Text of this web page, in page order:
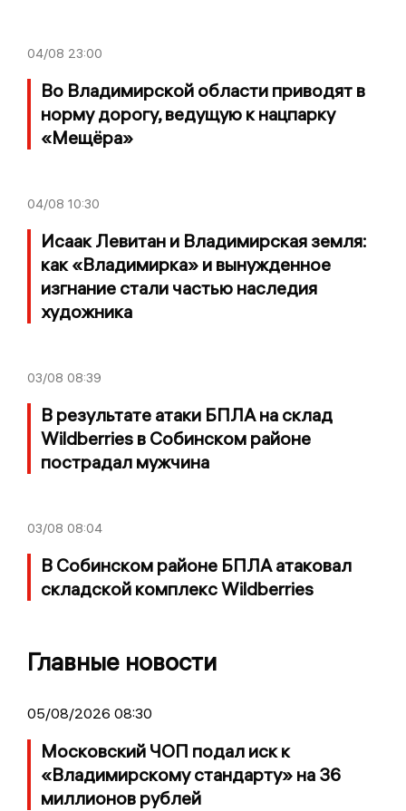
04/08 23:00
Во Владимирской области приводят в
норму дорогу, ведущую к нацпарку
«Мещёра»
04/08 10:30
Исаак Левитан и Владимирская земля:
как «Владимирка» и вынужденное
изгнание стали частью наследия
художника
03/08 08:39
В результате атаки БПЛА на склад
Wildberries в Собинском районе
пострадал мужчина
03/08 08:04
В Собинском районе БПЛА атаковал
складской комплекс Wildberries
Главные новости
05/08/2026 08:30
Московский ЧОП подал иск к
«Владимирскому стандарту» на 36
миллионов рублей